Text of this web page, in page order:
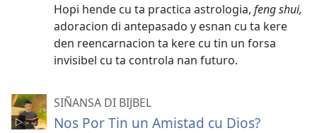
Hopi hende cu ta practica astrologia, feng shui,
adoracion di antepasado y esnan cu ta kere
den reencarnacion ta kere cu tin un forsa
invisibel cu ta controla nan futuro.
SIÑANSA DI BIJBEL
Nos Por Tin un Amistad cu Dios?